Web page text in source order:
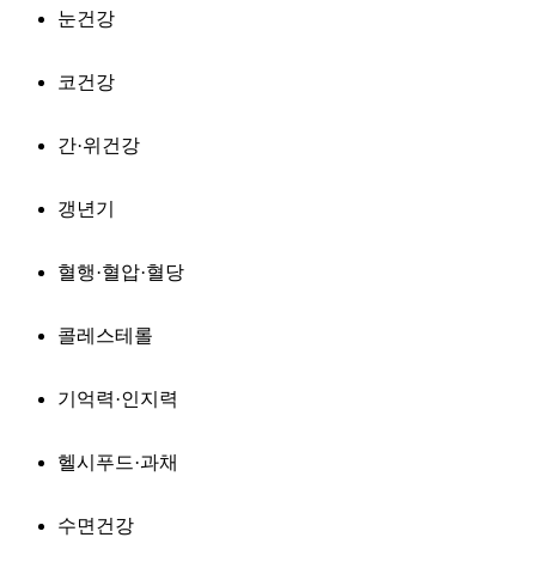
눈건강
코건강
간·위건강
갱년기
혈행·혈압·혈당
콜레스테롤
기억력·인지력
헬시푸드·과채
수면건강